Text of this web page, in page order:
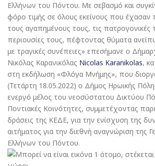
Ελλήνων του Πόντου. Με σεβασμό και
φόρο τιμής σε όλους εκείνους που έχασαν
τους αγαπημένους τους, τις πατρογονικές
περιουσίες τους, πέφτοντας θύματα
με τραγικές συνέπειες» επεσήμανε ο
Νικόλας Καρανικόλας Nicolas Karanikolas,
στη εκδήλωση «Φλόγα Μνήμης», που
(Τετάρτη 18.05.2022) ο Δήμος Ηρωικής
ενεργό μέλος του νεοσύστατου Δικτύου
Ποντιακές Κοινότητες, συμμετέχοντας
δράσεις της ΚΕΔΕ, για την ενίσχυση της
αιτήματος για την διεθνή αναγνώριση της
Ελλήνων του Πόντου.